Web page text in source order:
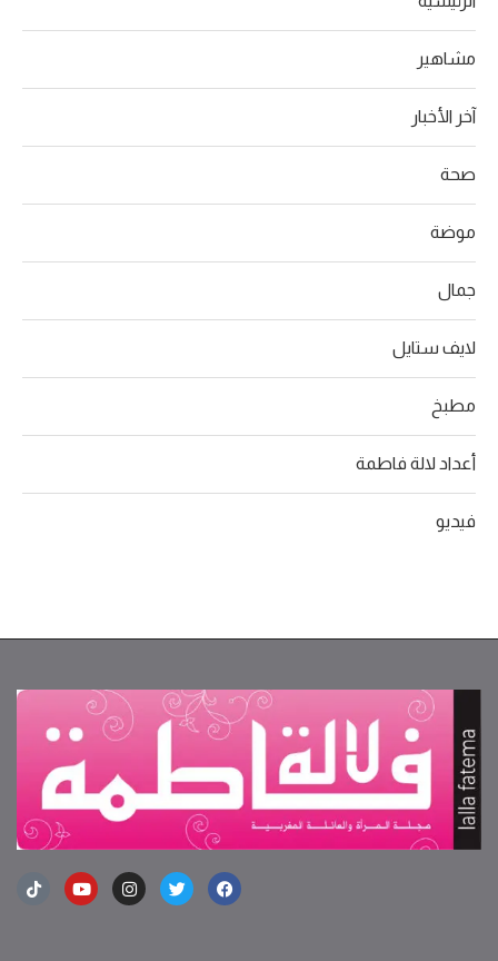
مشاهير
آخر الأخبار
صحة
موضة
جمال
لايف ستايل
مطبخ
أعداد لالة فاطمة
فيديو